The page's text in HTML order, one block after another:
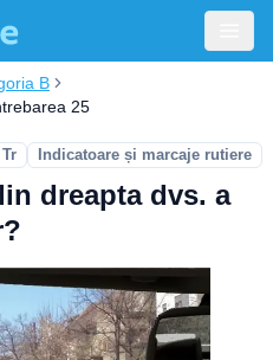
B
25
Indicatoare și marcaje rutiere
dreapta dvs. a